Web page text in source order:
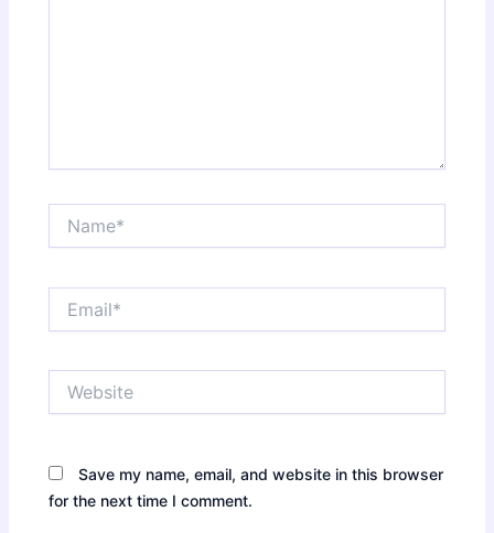
Save my name, email, and website in this browser
for the next time I comment.